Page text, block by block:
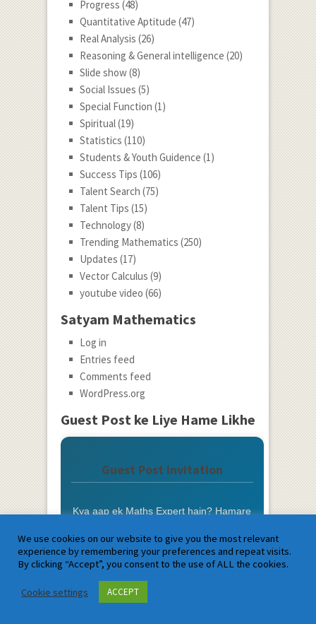
Progress (48)
Quantitative Aptitude (47)
Real Analysis (26)
Reasoning & General intelligence (20)
Slide show(8)
Social Issues (5)
Special Function (1)
Spiritual(19)
Statistics (110)
Students & Youth Guidence (1)
Success Tips (106)
Talent Search (75)
Talent Tips (15)
Technology(8)
Trending Mathematics (250)
Updates (17)
Vector Calculus (9)
youtube video (66)
Satyam Mathematics
Log in
Entries feed
Comments feed
WordPress.org
Guest Post ke Liye Hame Likhe
Guest Post Invitation
Kya aap ek Maths Expert hain? Hamare
madad karein.
Photo aur Bio ke saath Credit
Do-Follow Backlink
We use cookies on our website to give you the most relevant
experience by remembering your preferences and repeat visits.
By clicking “Accept”, you consent to the use of ALL the cookies.
Cookie settings ACCEPT